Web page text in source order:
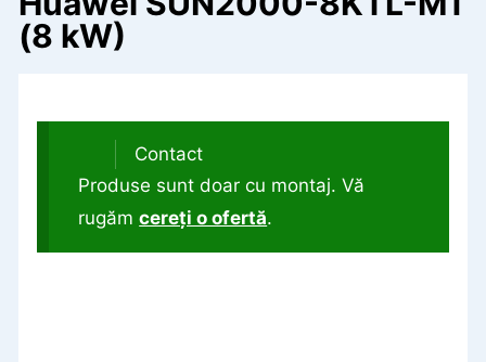
(8 kW)
Contact
Produse sunt doar cu montaj. Vă
rugămcereți o ofertă.